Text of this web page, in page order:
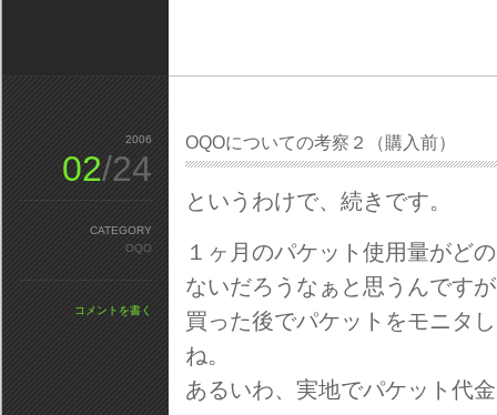
OQOについての考察２（購入前）
というわけで、続きです。
１ヶ月のパケット使用量がど
ないだろうなぁと思うんです
買った後でパケットをモニタ
ね。
あるいわ、実地でパケット代
2006
02/24
CATEGORY
OQO
コメントを書く